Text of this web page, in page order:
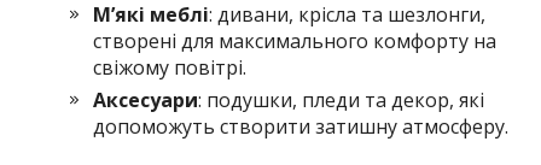
М’які меблі: дивани, крісла та шезлонги,
створені для максимального комфорту на
свіжому повітрі.
Аксесуари: подушки, пледи та декор, які
допоможуть створити затишну атмосферу.